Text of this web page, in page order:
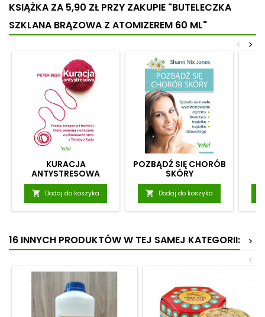
KSIĄŻKA ZA 5,90 ZŁPRZY ZAKUPIE "BUTELECZKA
SZKLANA BRĄZOWA Z ATOMIZEREM 60 ML"
>
<
KURACJA
ANTYSTRESOWA
 Dodaj do koszyka
POZBĄDŹ SIĘ CHORÓB
SKÓRY
 Dodaj do koszyka
16 INNYCH PRODUKTÓW W TEJ SAMEJ KATEGORII:
>
<